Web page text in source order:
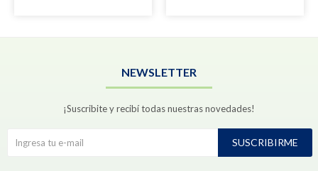
NEWSLETTER
¡Suscribite y recibí todas nuestras novedades!
SUSCRIBIRME